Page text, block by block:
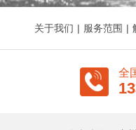
关于我们 | 服务范围 |
全